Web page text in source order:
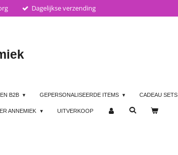
Dagelijkse verzending
B2B GEPERSONALISEERDE ITEMS CADEAU SETS
ANNEMIEK UITVERKOOP